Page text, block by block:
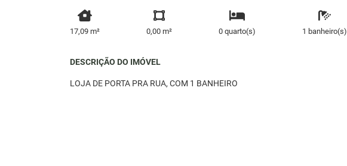
17,09 m² 0,00 m² 0 quarto(s) 1 banheiro(s)
DESCRIÇÃO DO IMÓVEL
LOJA DE PORTA PRA RUA, COM 1 BANHEIRO